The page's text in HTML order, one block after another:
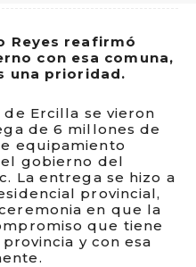
Reyes reafirmó
con esa comuna,
una prioridad.
de Ercilla se vieron
de 6 millones de
equipamiento
gobierno del
La entrega se hizo a
provincial,
en que la
que tiene
y con esa